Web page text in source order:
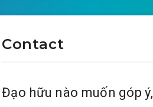
Contact
Đạo hữu nào muốn góp ý,